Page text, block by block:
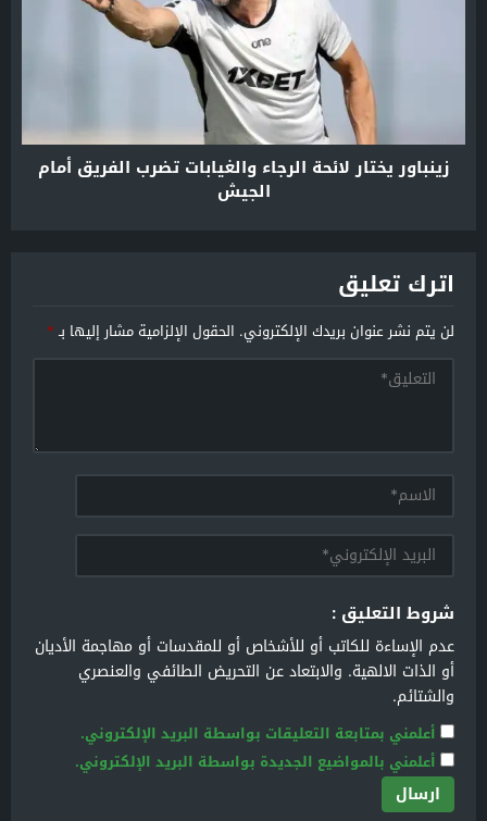
زينباور يختار لائحة الرجاء والغيابات تضرب الفريق أمام
الجيش
اترك تعليق
لن يتم نشر عنوان بريدك الإلكتروني. الحقول الإلزامية مشار إليها بـ*
شروط التعليق :
عدم الإساءة للكاتب أو للأشخاص أو للمقدسات أو مهاجمة الأديان
أو الذات الالهية. والابتعاد عن التحريض الطائفي والعنصري
والشتائم.
أعلمني بمتابعة التعليقات بواسطة البريد الإلكتروني.
أعلمني بالمواضيع الجديدة بواسطة البريد الإلكتروني.